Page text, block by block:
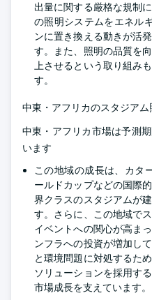
出量に関する厳格な規制
の照明システムをエネル
ンに置き換える動きが活
す。また、照明の品質を
上させるという取り組み
す。
中東・アフリカのスタジアム
中東・アフリカ市場は予測
います
この地域の成長は、カタ
ールドカップなどの国際
界クラスのスタジアムが
す。さらに、この地域で
イベントへの関心が高ま
ンフラへの投資が増加し
と環境問題に対処するた
ソリューションを採用す
市場成長を支えています。